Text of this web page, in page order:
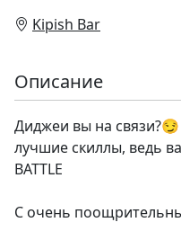
Kipish Bar
Описание
Диджеи вы на
лучшие скиллы, ведь
BATTLE
С очень